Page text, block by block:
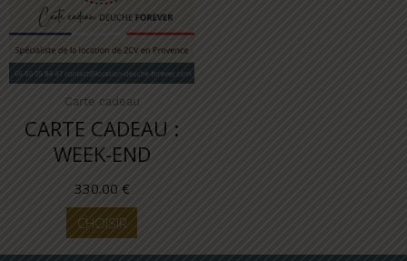
Carte cadeau
CARTE CADEAU :
WEEK-END
330.00 €
CHOISIR